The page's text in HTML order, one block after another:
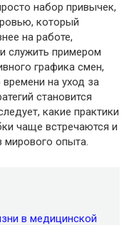
набор привычек,
который
на работе,
служить примером
графика смен,
на уход за
становится
какие практики
чаще встречаются и
мирового опыта.
в медицинской